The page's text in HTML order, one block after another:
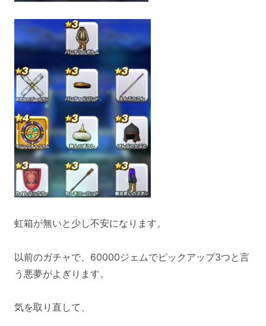
虹箱が無いと少し不安になります。
以前のガチャで、60000ジェムでピックアップ3つと言
う悪夢がよぎります。
気を取り直して、